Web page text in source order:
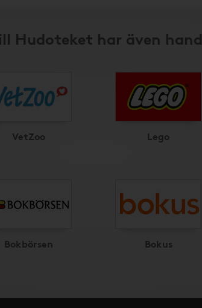
Hudoteket har även
VetZoo Lego
Bokbörsen Bokus